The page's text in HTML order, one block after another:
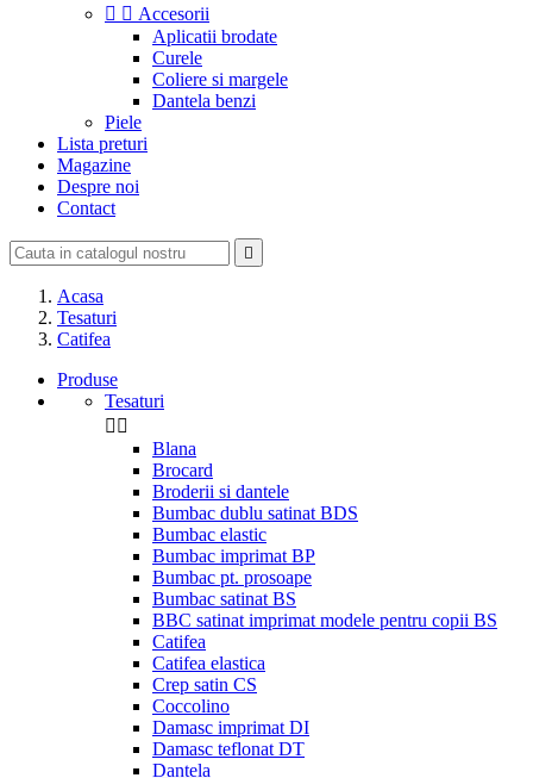
  Accesorii
Aplicatii brodate
Curele
Coliere si margele
Dantela benzi
Piele
Lista preturi
Magazine
Despre noi
Contact

Acasa
Tesaturi
Catifea
Produse
Tesaturi
 
Blana
Brocard
Broderii si dantele
Bumbac dublu satinat BDS
Bumbac elastic
Bumbac imprimat BP
Bumbac pt. prosoape
Bumbac satinat BS
BBC satinat imprimat modele pentru copii BS
Catifea
Catifea elastica
Crep satin CS
Coccolino
Damasc imprimat DI
Damasc teflonat DT
Dantela